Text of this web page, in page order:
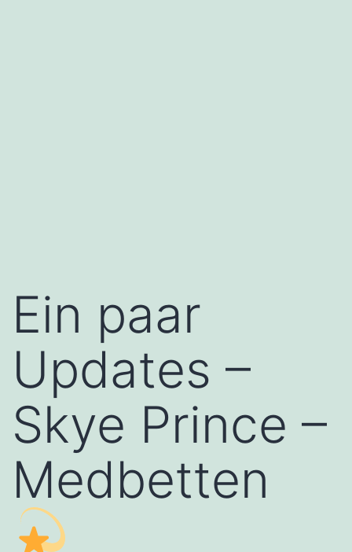
Ein paar
Updates –
Skye Prince –
Medbetten